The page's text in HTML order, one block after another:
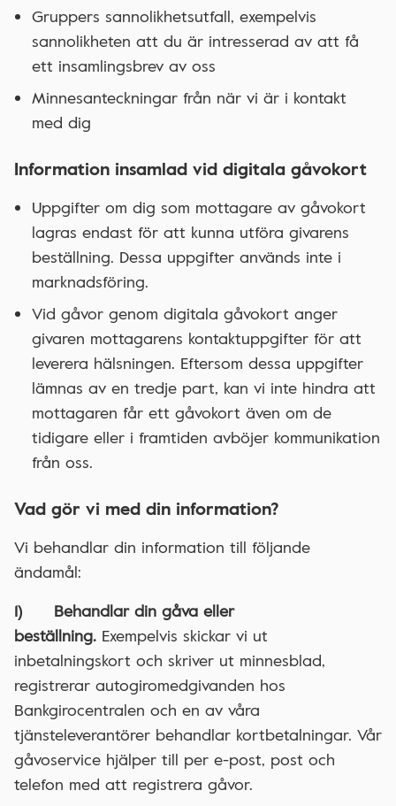
Gruppers sannolikhetsutfall, exempelvis
sannolikheten att du är intresserad av att få
ett insamlingsbrev av oss
Minnesanteckningar från när vi är i kontakt
med dig
Information insamlad vid digitala gåvokort
Uppgifter om dig som mottagare av gåvokort
lagras endast för att kunna utföra givarens
beställning. Dessa uppgifter används inte i
marknadsföring.
Vid gåvor genom digitala gåvokort anger
givaren mottagarens kontaktuppgifter för att
leverera hälsningen. Eftersom dessa uppgifter
lämnas av en tredje part, kan vi inte hindra att
mottagaren får ett gåvokort även om de
tidigare eller i framtiden avböjer kommunikation
från oss.
Vad gör vi med din information?
Vi behandlar din information till följande
ändamål:
1) Behandlar din gåva eller
beställning. Exempelvis skickar vi ut
inbetalningskort och skriver ut minnesblad,
registrerar autogiromedgivanden hos
Bankgirocentralen och en av våra
tjänsteleverantörer behandlar kortbetalningar. Vår
gåvoservice hjälper till per e-post, post och
telefon med att registrera gåvor.